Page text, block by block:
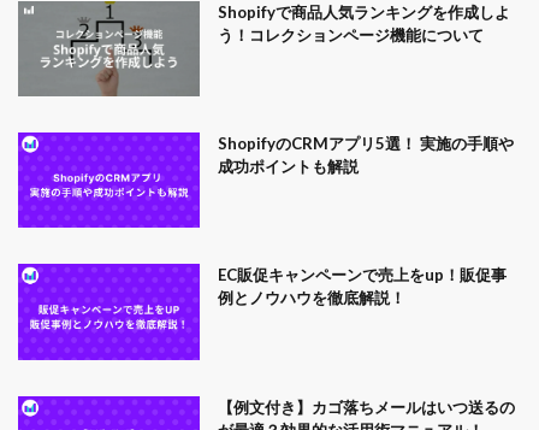
Shopifyで商品人気ランキングを作成しよ
う！コレクションページ機能について
ShopifyのCRMアプリ5選！ 実施の手順や
成功ポイントも解説
EC販促キャンペーンで売上をup！販促事
例とノウハウを徹底解説！
【例文付き】カゴ落ちメールはいつ送るの